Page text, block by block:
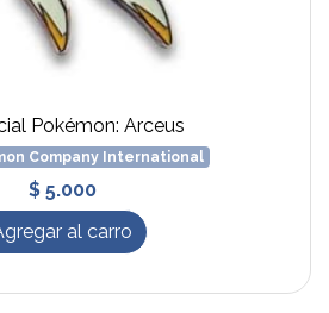
Pokémon: Arceus
Company International
$ 5.000
al carro